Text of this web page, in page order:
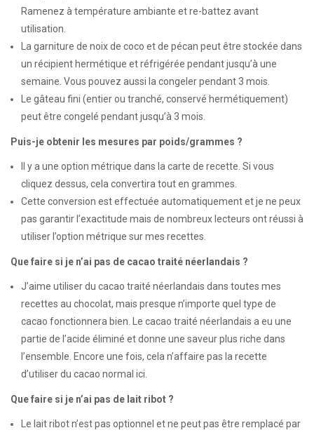
Ramenez à température ambiante et re-battez avant
utilisation.
La garniture de noix de coco et de pécan peut être stockée dans
un récipient hermétique et réfrigérée pendant jusqu’à une
semaine. Vous pouvez aussi la congeler pendant 3 mois.
Le gâteau fini (entier ou tranché, conservé hermétiquement)
peut être congelé pendant jusqu’à 3 mois.
Puis-je obtenir les mesures par poids/grammes ?
Il y a une option métrique dans la carte de recette. Si vous
cliquez dessus, cela convertira tout en grammes.
Cette conversion est effectuée automatiquement et je ne peux
pas garantir l’exactitude mais de nombreux lecteurs ont réussi à
utiliser l’option métrique sur mes recettes.
Que faire si je n’ai pas de cacao traité néerlandais ?
J’aime utiliser du cacao traité néerlandais dans toutes mes
recettes au chocolat, mais presque n’importe quel type de
cacao fonctionnera bien. Le cacao traité néerlandais a eu une
partie de l’acide éliminé et donne une saveur plus riche dans
l’ensemble. Encore une fois, cela n’affaire pas la recette
d’utiliser du cacao normal ici.
Que faire si je n’ai pas de lait ribot ?
Le lait ribot n’est pas optionnel et ne peut pas être remplacé par